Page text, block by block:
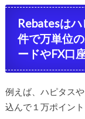
Rebatesは
件で万単位
ードやFX口
例えば、ハピタス
込んで１万ポイン